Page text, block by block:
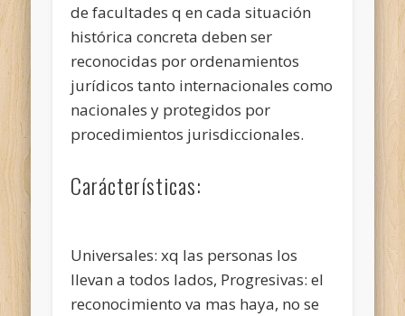
de facultades q en cada situación
histórica concreta deben ser
reconocidas por ordenamientos
jurídicos tanto internacionales como
nacionales y protegidos por
procedimientos jurisdiccionales.
Carácterísticas:
Universales: xq las personas los
llevan a todos lados, Progresivas: el
reconocimiento va mas haya, no se